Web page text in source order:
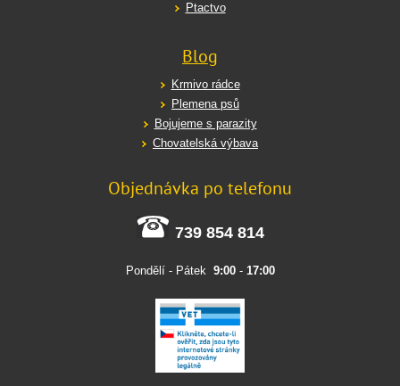
Ptactvo
Blog
Krmivo rádce
Plemena psů
Bojujeme s parazity
Chovatelská výbava
Objednávka po telefonu
739 854 814
Pondělí - Pátek 9:00- 17:00